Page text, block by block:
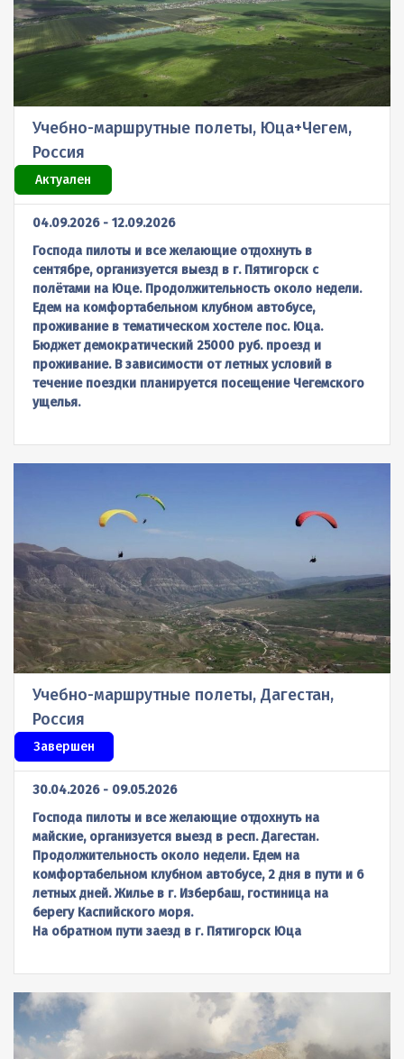
АКСЕССУАРЫ NEARBIRDS
АКСЕССУАРЫ РАЗНЫЕ
КАРАБИНЫ
Автомобили
Буксировочные системы
Отчеты о парапланерных поездках
Отчеты о лыжных поездках
Региональные представители
Обратная связь
Группа ВКонтакте
Учебно-маршрутные полеты, Юца+Чегем,
Россия
Актуален
04.09.2026 - 12.09.2026
Господа пилоты и все желающие отдохнуть в
сентябре, организуется выезд в г. Пятигорск с
полётами на Юце. Продолжительность около недели.
Едем на комфортабельном клубном автобусе,
проживание в тематическом хостеле пос. Юца.
Бюджет демократический 25000 руб. проезд и
проживание. В зависимости от летных условий в
течение поездки планируется посещение Чегемского
ущелья.
Учебно-маршрутные полеты, Дагестан,
Россия
Завершен
30.04.2026 - 09.05.2026
Господа пилоты и все желающие отдохнуть на
майские, организуется выезд в респ. Дагестан.
Продолжительность около недели. Едем на
комфортабельном клубном автобусе, 2 дня в пути и 6
летных дней. Жилье в г. Избербаш, гостиница на
берегу Каспийского моря.
На обратном пути заезд в г. Пятигорск Юца